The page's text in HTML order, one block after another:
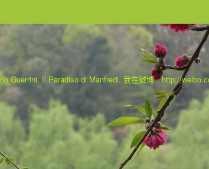
Guerrini, Il Paradiso di Manfredi. 我在微博﹕http://